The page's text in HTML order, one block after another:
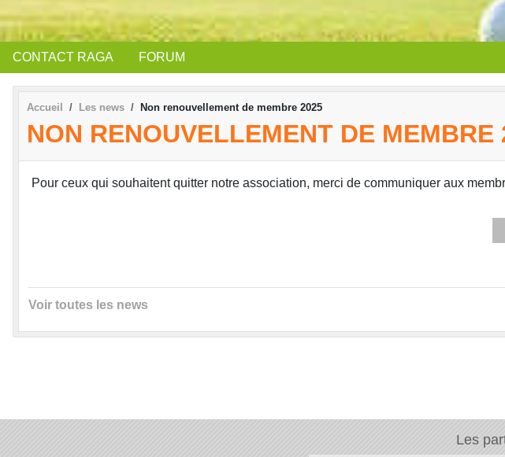
CONTACT RAGA FORUM
Accueil Les news Non renouvellement de membre 2025
NON RENOUVELLEMENT DE MEMBRE
Pour ceux qui souhaitent quitter notre association, merci de communiquer aux
Voir toutes les news
Les